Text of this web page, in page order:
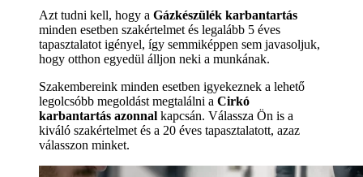
Azt tudni kell, hogy a Gázkészülék karbantartás
minden esetben szakértelmet és legalább 5 éves
tapasztalatot igényel, így semmiképpen sem javasoljuk,
hogy otthon egyedül álljon neki a munkának.
Szakembereink minden esetben igyekeznek a lehető
legolcsóbb megoldást megtalálni a Cirkó
karbantartás azonnal kapcsán. Válassza Ön is a
kiváló szakértelmet és a 20 éves tapasztalatott, azaz
válasszon minket.